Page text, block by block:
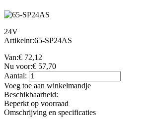
24V
Artikelnr:65-SP24AS
Van:€ 72,12
Nu voor:€ 57,70
Aantal:
Voeg toe aan winkelmandje
Beschikbaarheid:
Beperkt op voorraad
Omschrijving en specificaties